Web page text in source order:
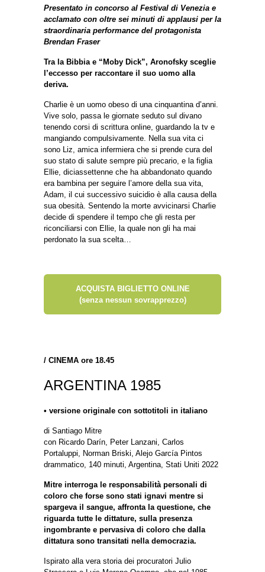
Presentato in concorso al Festival di Venezia e
acclamato con oltre sei minuti di applausi per la
straordinaria performance del protagonista
Brendan Fraser
Tra la Bibbia e “Moby Dick”, Aronofsky sceglie
l’eccesso per raccontare il suo uomo alla
deriva.
Charlie è un uomo obeso di una cinquantina d’anni.
Vive solo, passa le giornate seduto sul divano
tenendo corsi di scrittura online, guardando la tv e
mangiando compulsivamente. Nella sua vita ci
sono Liz, amica infermiera che si prende cura del
suo stato di salute sempre più precario, e la figlia
Ellie, diciassettenne che ha abbandonato quando
era bambina per seguire l’amore della sua vita,
Adam, il cui successivo suicidio è alla causa della
sua obesità. Sentendo la morte avvicinarsi Charlie
decide di spendere il tempo che gli resta per
riconciliarsi con Ellie, la quale non gli ha mai
perdonato la sua scelta…
ACQUISTA BIGLIETTO ONLINE
(senza nessun sovrapprezzo)
/ CINEMA ore 18.45
ARGENTINA 1985
• versione originale con sottotitoli in italiano
di Santiago Mitre
con Ricardo Darín, Peter Lanzani, Carlos
Portaluppi, Norman Briski, Alejo García Pintos
drammatico, 140 minuti, Argentina, Stati Uniti 2022
Mitre interroga le responsabilità personali di
coloro che forse sono stati ignavi mentre si
spargeva il sangue, affronta la questione, che
riguarda tutte le dittature, sulla presenza
ingombrante e pervasiva di coloro che dalla
dittatura sono transitati nella democrazia.
Ispirato alla vera storia dei procuratori Julio